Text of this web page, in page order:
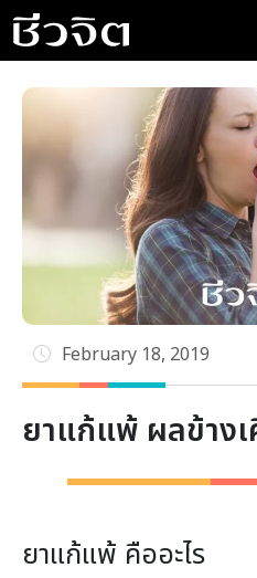
Skip
to
content
February 18, 2019
ยาแก้แพ้ ผลข้าง
ยาแก้แพ้ คืออะไร